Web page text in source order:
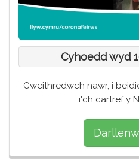
Cyhoedd wyd
Gweithredwch nawr, i
i'ch cartref y